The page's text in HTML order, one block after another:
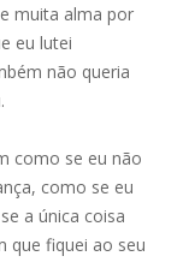
muita alma por
eu lutei
não queria
como se eu não
como se eu
a única coisa
que fiquei ao seu